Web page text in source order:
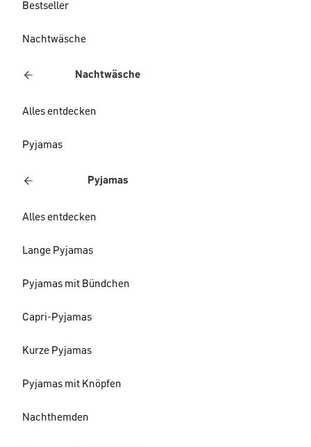
Bestseller
Nachtwäsche
Nachtwäsche
Alles entdecken
Pyjamas
Pyjamas
Alles entdecken
Lange Pyjamas
Pyjamas mit Bündchen
Capri-Pyjamas
Kurze Pyjamas
Pyjamas mit Knöpfen
Nachthemden